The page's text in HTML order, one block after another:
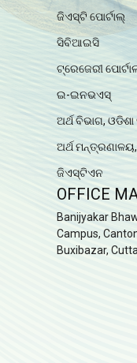
ଜିଏସ୍ଟି ପୋର୍ଟାଲ୍
ସିବିଆଇସି
ଟ୍ରେଜେରୀ
ଇ-ଇନଭଏସ୍
ଅର୍ଥ ବିଭାଗ,
ଅର୍ଥ
ଜିଏସ୍ଟିଏନ
OFFICE
Banijyakar
Campus,
Buxibazar,